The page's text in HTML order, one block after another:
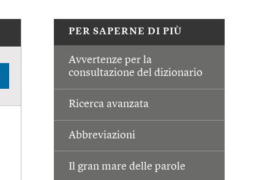
PER SAPERNE DI PIÙ
Avvertenze per la
consultazione del dizionario
Ricerca avanzata
Abbreviazioni
Il gran mare delle parole